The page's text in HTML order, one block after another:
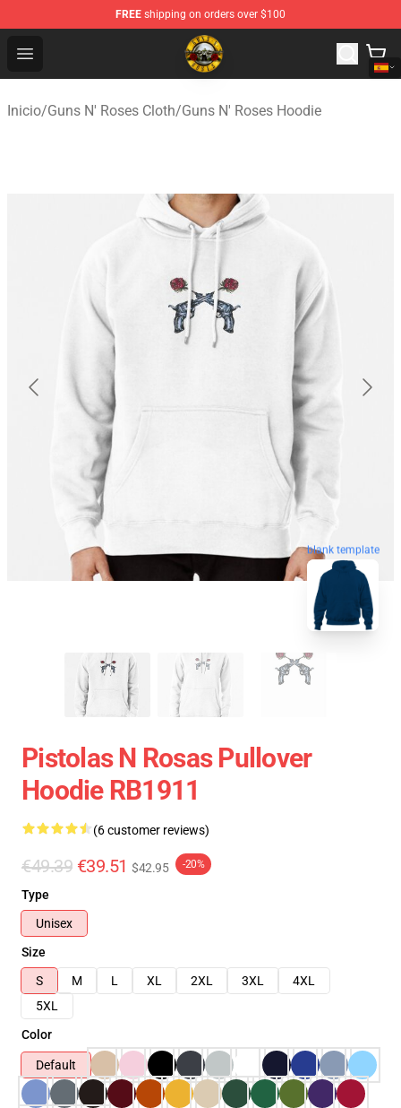
FREE shipping on orders over $100
Open menu
Guns N' Roses Store - Official Guns N' Roses
Inicio/Guns N' Roses Cloth/Guns N' Roses Hoodie
blank template
Pistolas N Rosas Pullover
Hoodie RB1911
(6 customer reviews)
€49.39 €39.51 $42.95 -20%
Type
Unisex
Size
S
M L XL 2XL 3XL
4XL
5XL
Color
Default